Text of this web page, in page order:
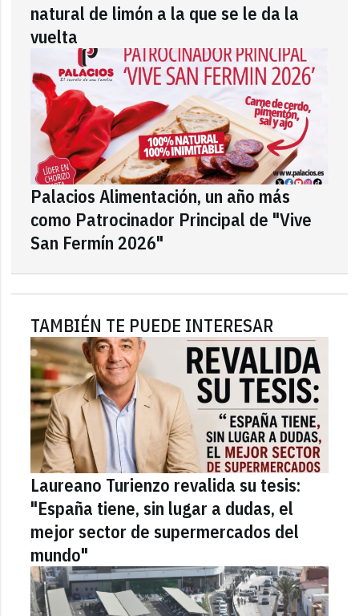
natural de limón a la que se le da la
vuelta
Palacios Alimentación, un año más
como Patrocinador Principal de "Vive
San Fermín 2026"
TAMBIÉN TE PUEDE INTERESAR
Laureano Turienzo revalida su tesis:
"España tiene, sin lugar a dudas, el
mejor sector de supermercados del
mundo"